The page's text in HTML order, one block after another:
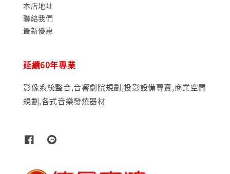
本店地址
聯絡我們
最新優惠
延續60年專業
影像系統整合,音響劇院規劃,投影設備專賣,商業空間
規劃,各式音樂發燒器材